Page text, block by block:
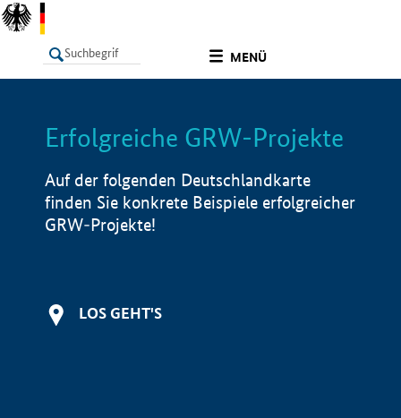
MENÜ
LISTE Info
Erfolgreiche GRW-Projekte
Auf der folgenden Deutschlandkarte
finden Sie konkrete Beispiele erfolgreicher
GRW-Projekte!
LOS GEHT'S